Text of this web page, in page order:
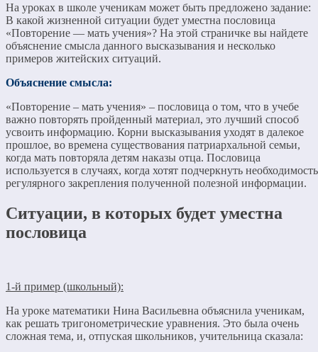
На уроках в школе ученикам может быть предложено задание:
В какой жизненной ситуации будет уместна пословица
«Повторение — мать учения»? На этой страничке вы найдете
объяснение смысла данного высказывания и несколько
примеров житейских ситуаций.
Объяснение смысла:
«Повторение – мать учения» – пословица о том, что в учебе
важно повторять пройденный материал, это лучший способ
усвоить информацию. Корни высказывания уходят в далекое
прошлое, во времена существования патриархальной семьи,
когда мать повторяла детям наказы отца. Пословица
используется в случаях, когда хотят подчеркнуть необходимость
регулярного закрепления полученной полезной информации.
Ситуации, в которых будет уместна
пословица
1-й пример (школьный):
На уроке математики Нина Васильевна объяснила ученикам,
как решать тригонометрические уравнения. Это была очень
сложная тема, и, отпуская школьников, учительница сказала: